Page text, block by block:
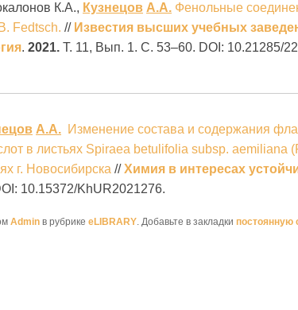
К.А., Кузнецов А.А. Фенольные
Fedtsch. // Известия высших учебных
. 2021. Т. 11, Вып. 1. С. 53‒60. DOI: 10.21285/
А.А. Изменение состава и содержания
в листьях Spiraea betulifolia subsp. aemiliana
г. Новосибирска //Химия в интересах
10.15372/KhUR2021276.
Admin в рубрике eLIBRARY. Добавьте в закладки постоянную